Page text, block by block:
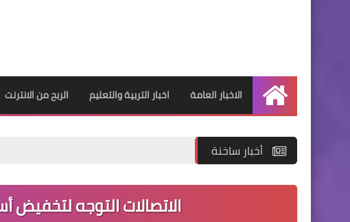
الرئيسية
الاخبار العامة اخبار التربية والتعليم الربح من الانترنت
أخبار ساخنة
الاتصالات التوجه لتخفيض